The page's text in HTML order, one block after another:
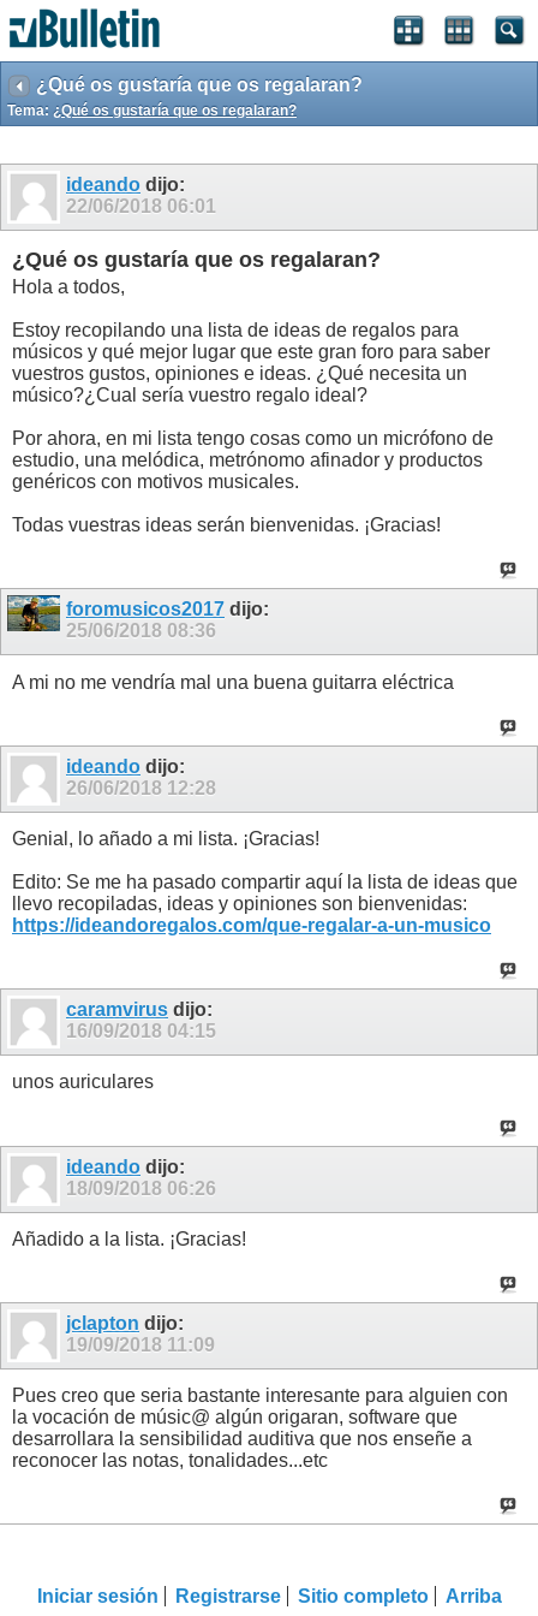
¿Qué os gustaría que os regalaran?
Tema: ¿Qué os gustaría que os regalaran?
ideando dijo:
22/06/2018 06:01
¿Qué os gustaría que os regalaran?
Hola a todos,
Estoy recopilando una lista de ideas de regalos para
músicos y qué mejor lugar que este gran foro para saber
vuestros gustos, opiniones e ideas. ¿Qué necesita un
músico?¿Cual sería vuestro regalo ideal?
Por ahora, en mi lista tengo cosas como un micrófono de
estudio, una melódica, metrónomo afinador y productos
genéricos con motivos musicales.
Todas vuestras ideas serán bienvenidas. ¡Gracias!
foromusicos2017 dijo:
25/06/2018 08:36
A mi no me vendría mal una buena guitarra eléctrica
ideando dijo:
26/06/2018 12:28
Genial, lo añado a mi lista. ¡Gracias!
Edito: Se me ha pasado compartir aquí la lista de ideas que
llevo recopiladas, ideas y opiniones son bienvenidas:
https://ideandoregalos.com/que-regalar-a-un-musico
caramvirus dijo:
16/09/2018 04:15
unos auriculares
ideando dijo:
18/09/2018 06:26
Añadido a la lista. ¡Gracias!
jclapton dijo:
19/09/2018 11:09
Pues creo que seria bastante interesante para alguien con
la vocación de músic@ algún origaran, software que
desarrollara la sensibilidad auditiva que nos enseñe a
reconocer las notas, tonalidades...etc
Iniciar sesión Registrarse Sitio completo Arriba